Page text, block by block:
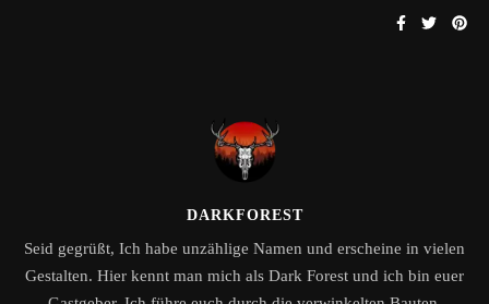
DARKFOREST
Seid gegrüßt, Ich habe unzählige Namen und erscheine in vielen
Gestalten. Hier kennt man mich als Dark Forest und ich bin euer